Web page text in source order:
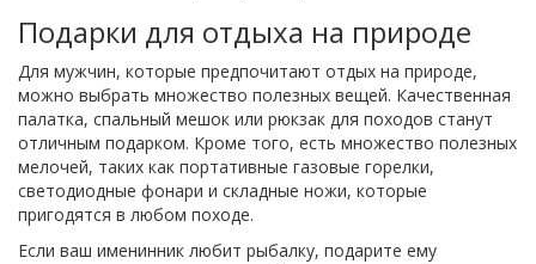
Подарки для отдыха на природе
Для мужчин, которые предпочитают отдых на природе,
можно выбрать множество полезных вещей. Качественная
палатка, спальный мешок или рюкзак для походов станут
отличным подарком. Кроме того, есть множество полезных
мелочей, таких как портативные газовые горелки,
светодиодные фонари и складные ножи, которые
пригодятся в любом походе.
Если ваш именинник любит рыбалку, подарите ему